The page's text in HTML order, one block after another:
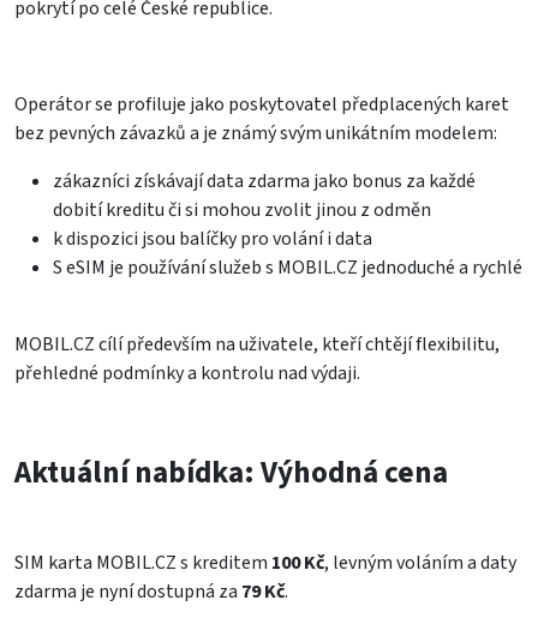
pokrytí po celé České republice.
Operátor se profiluje jako poskytovatel předplacených karet
bez pevných závazků a je známý svým unikátním modelem:
zákazníci získávají data zdarma jako bonus za každé
dobití kreditu či si mohou zvolit jinou z odměn
k dispozici jsou balíčky pro volání i data
S eSIM je používání služeb s MOBIL.CZ jednoduché a rychlé
MOBIL.CZcílí především na uživatele, kteří chtějí flexibilitu,
přehledné podmínky a kontrolu nad výdaji.
Aktuální nabídka: Výhodná cena
SIM karta MOBIL.CZ s kreditem 100 Kč, levným voláním a daty
zdarma je nyní dostupná za 79 Kč.